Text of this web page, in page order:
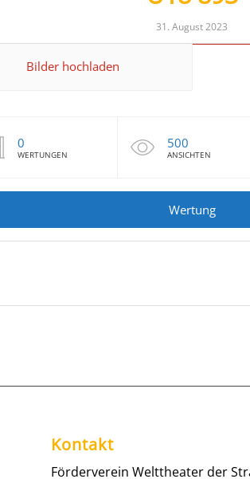
31. August 2023
Bilder hochladen
0
WERTUNGEN
500
ANSICHTEN
Wertung
Kontakt
Förderverein Welttheater der